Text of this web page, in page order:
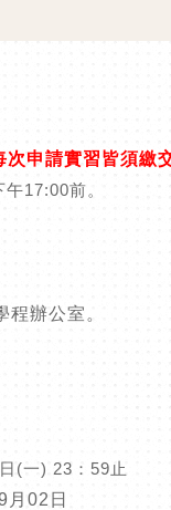
申請實習皆須
17:00前。
辦公室。
(一) 23：59止
月02日